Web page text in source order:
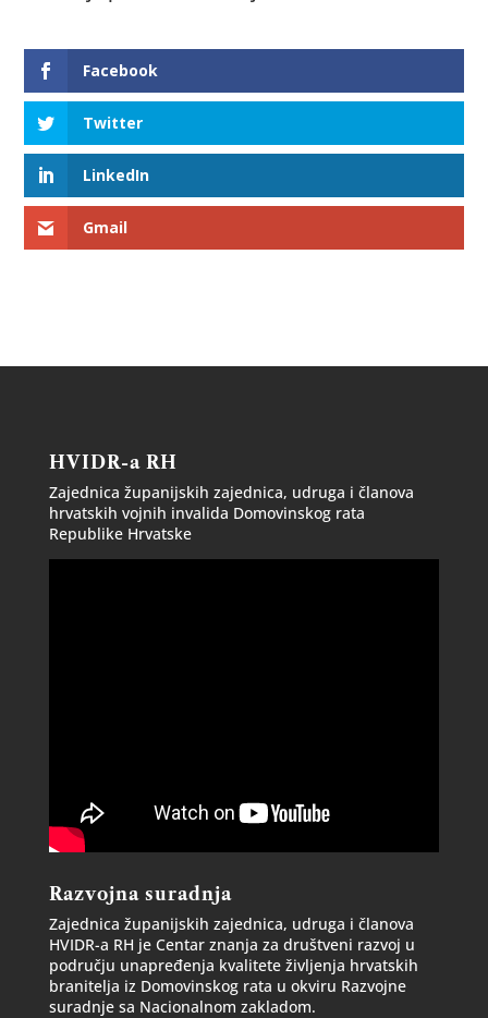
Facebook
Twitter
LinkedIn
Gmail
HVIDR-a RH
Zajednica županijskih zajednica, udruga i članova
hrvatskih vojnih invalida Domovinskog rata
Republike Hrvatske
Razvojna suradnja
Zajednica županijskih zajednica, udruga i članova
HVIDR-a RH je Centar znanja za društveni razvoj u
području unapređenja kvalitete življenja hrvatskih
branitelja iz Domovinskog rata u okviru Razvojne
suradnje sa Nacionalnom zakladom.